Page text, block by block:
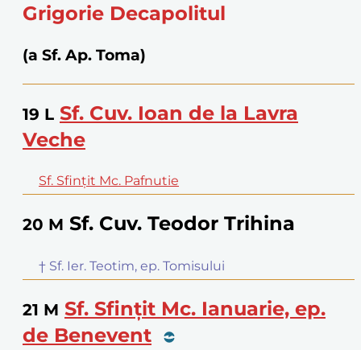
Grigorie Decapolitul
(a Sf. Ap. Toma)
19 L Sf. Cuv. Ioan de la Lavra
Veche
Sf. Sfințit Mc. Pafnutie
20 M Sf. Cuv. Teodor Trihina
† Sf. Ier. Teotim, ep. Tomisului
21 M Sf. Sfințit Mc. Ianuarie, ep.
de Benevent